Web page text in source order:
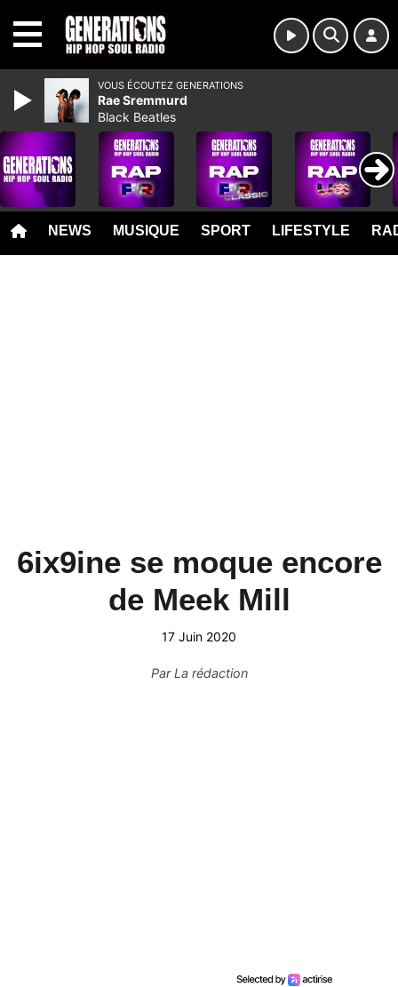
NEWS MUSIQUE SPORT LIFESTYLE
6ix9ine se moque encore
de Meek Mill
17 Juin 2020
ParLa rédaction
VOUS ÉCOUTEZ GENERATIONS
Rae Sremmurd
Black Beatles